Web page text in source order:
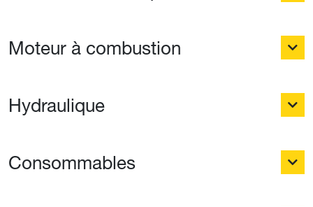
Moteur à combustion
Hydraulique
Consommables